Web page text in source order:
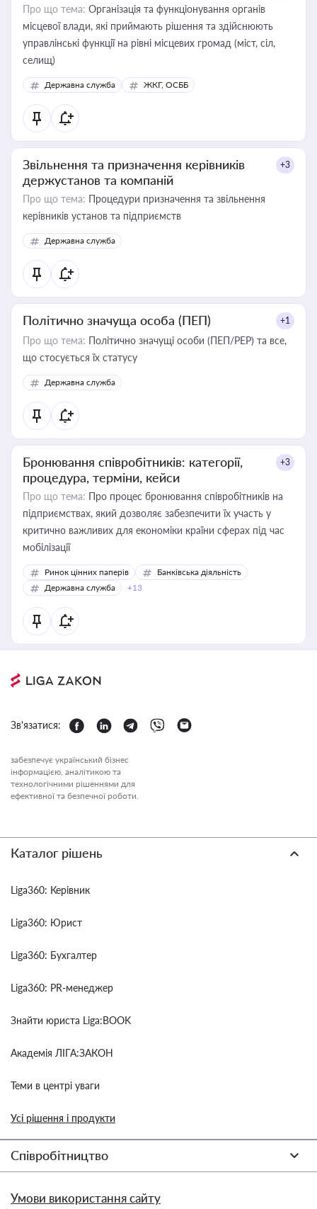
Про що тема: Організація та функціонування органів
місцевої влади, які приймають рішення та здійснюють
управлінські функції на рівні місцевих громад (міст, сіл,
селищ)
Державна служба ЖКГ, ОСББ
Звільнення та призначення керівників
держустанов та компаній
+3
Про що тема: Процедури призначення та звільнення
керівників установ та підприємств
Державна служба
Політично значуща особа (ПЕП) +1
Про що тема: Політично значущі особи (ПЕП/PEP) та все,
що стосується їх статусу
Державна служба
Бронювання співробітників: категорії,
процедура, терміни, кейси
+3
Про що тема: Про процес бронювання співробітників на
підприємствах, який дозволяє забезпечити їх участь у
критично важливих для економіки країни сферах під час
мобілізації
Ринок цінних паперів
Банківська діяльність
Державна служба
+13
Зв'язатися:
забезпечує український бізнес
інформацією, аналітикою та
технологічними рішеннями для
ефективної та безпечної роботи.
Каталог рішень
Liga360: Керівник
Liga360: Юрист
Liga360: Бухгалтер
Liga360: PR-менеджер
Знайти юриста Liga:BOOK
Академія ЛІГА:ЗАКОН
Теми в центрі уваги
Усі рішення і продукти
Співробітництво
Умови використання сайту